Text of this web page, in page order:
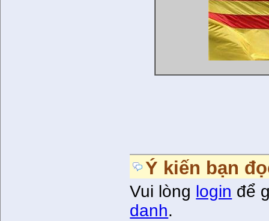
Ý kiến bạn
Vui lòng login để
danh.